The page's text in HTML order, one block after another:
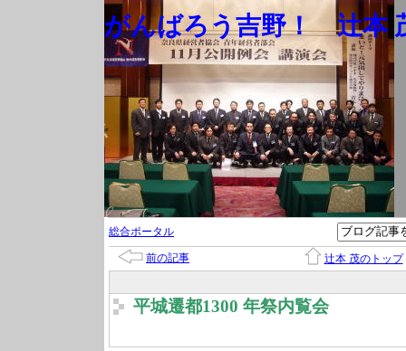
がんばろう吉野！ 辻本
総合ポータル
前の記事 辻本 茂のトップ
平城遷都1300 年祭内覧会